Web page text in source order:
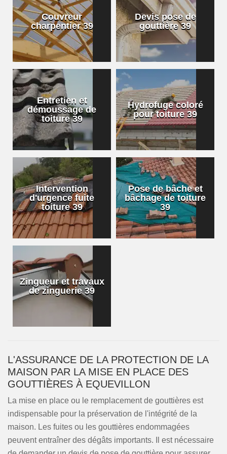
Couvreur
charpentier 39
Devis pose de
gouttière 39
Entretien et
démoussage de
toiture 39
Hydrofuge coloré
pour toiture 39
Intervention
d'urgence fuite
toiture 39
Pose de bâche et
bâchage de toiture
39
Zingueur et travaux
de zinguerie 39
L'ASSURANCE DE LA PROTECTION DE LA
MAISON PAR LA MISE EN PLACE DES
GOUTTIÈRES À EQUEVILLON
La mise en place ou le remplacement de gouttières est
indispensable pour la préservation de l'intégrité de la
maison. Les fuites ou les gouttières endommagées
peuvent entraîner des dégâts importants. Il est nécessaire